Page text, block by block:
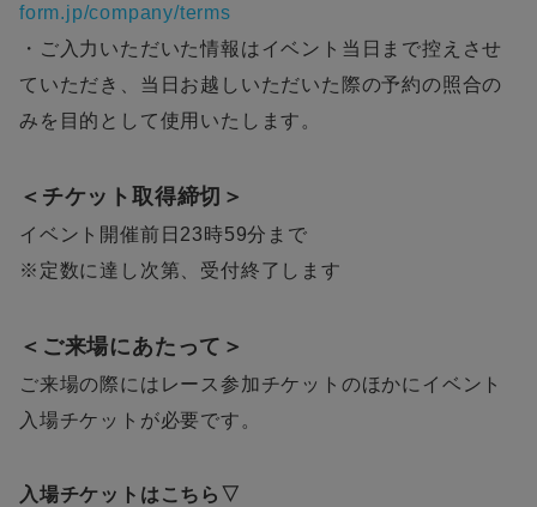
form.jp/company/terms
・ご入力いただいた情報はイベント当日まで控えさせ
ていただき、当日お越しいただいた際の予約の照合の
みを目的として使用いたします。
＜チケット取得締切＞
イベント開催前日23時59分まで
※定数に達し次第、受付終了します
＜ご来場にあたって＞
ご来場の際にはレース参加チケットのほかにイベント
入場チケットが必要です。
入場チケットはこちら▽